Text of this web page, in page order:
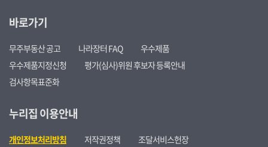
바로가기
무주부동산 공고 나라장터 FAQ
우수제품
우수제품지정신청
평가(심사)위원 후보자 등록안내
검사항목표준화
누리집 이용안내
개인정보처리방침 저작권정책
조달서비스헌장